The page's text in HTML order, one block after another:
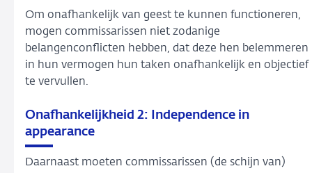
Om onafhankelijk van geest te kunnen functioneren,
mogen commissarissen niet zodanige
belangenconflicten hebben, dat deze hen belemmeren
in hun vermogen hun taken onafhankelijk en objectief
te vervullen.
Onafhankelijkheid 2: Independence in
appearance
Daarnaast moeten commissarissen (de schijn van)